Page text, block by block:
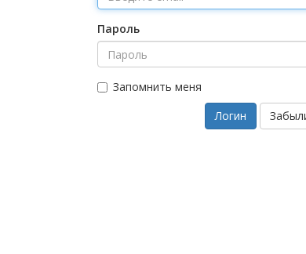
Пароль
Запомнить меня